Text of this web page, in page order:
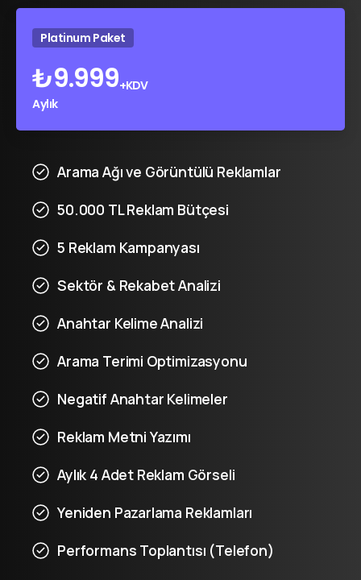
Platinum Paket
₺9.999+KDV
Aylık
Arama Ağı ve Görüntülü Reklamlar​
50.000 TL Reklam Bütçesi
5 Reklam Kampanyası
Sektör & Rekabet Analizi
Anahtar Kelime Analizi
Arama Terimi Optimizasyonu
Negatif Anahtar Kelimeler
Reklam Metni Yazımı
Aylık 4 Adet Reklam Görseli
Yeniden Pazarlama Reklamları
Performans Toplantısı (Telefon)